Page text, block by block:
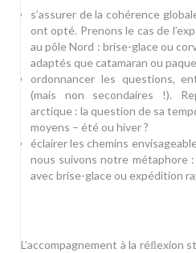
s’assurer de la cohérence
ont opté. Prenons le cas de
au pôle Nord : brise-glace ou
adaptés que catamaran ou
ordonnancer les questions,
(mais non secondaires !).
arctique : la question de sa
moyens – été ou hiver ?
éclairer les chemins
nous suivons notre métaphore
avec brise-glace ou expédition
L’accompagnement à la réﬂexion